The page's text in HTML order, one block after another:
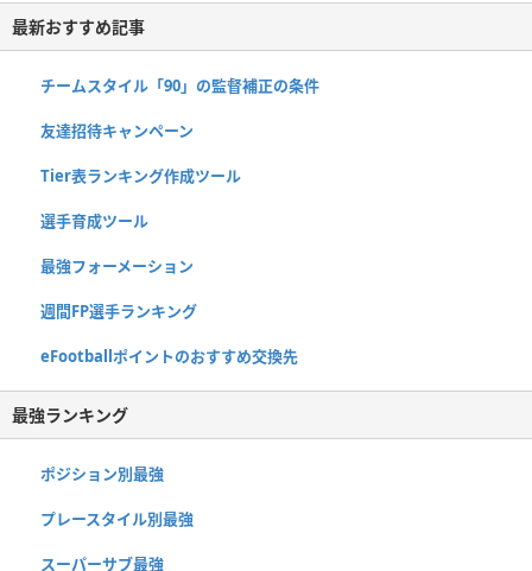
最新おすすめ記事
チームスタイル「90」の監督補正の条件
友達招待キャンペーン
Tier表ランキング作成ツール
選手育成ツール
最強フォーメーション
週間FP選手ランキング
eFootballポイントのおすすめ交換先
最強ランキング
ポジション別最強
プレースタイル別最強
スーパーサブ最強